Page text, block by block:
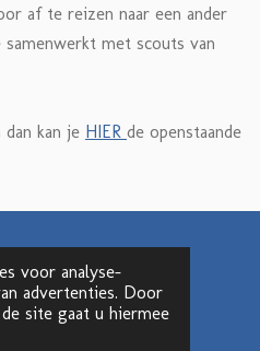
voor analyse-
advertenties. Door
site gaat u hiermee
af te reizen naar een ander
met scouts van
kan je HIER de openstaande
social media.